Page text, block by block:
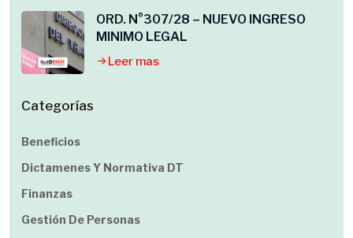
ORD. N°307/28 – NUEVO INGRESO
MINIMO LEGAL
Leer mas
Categorías
Beneficios
Dictamenes Y Normativa DT
Finanzas
Gestión De Personas